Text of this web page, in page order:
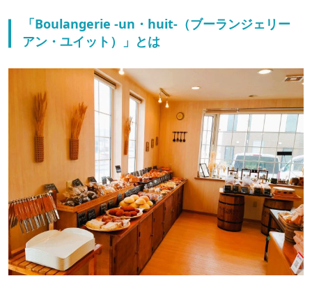
「Boulangerie -un・huit-（ブーランジェリー
アン・ユイット）」とは